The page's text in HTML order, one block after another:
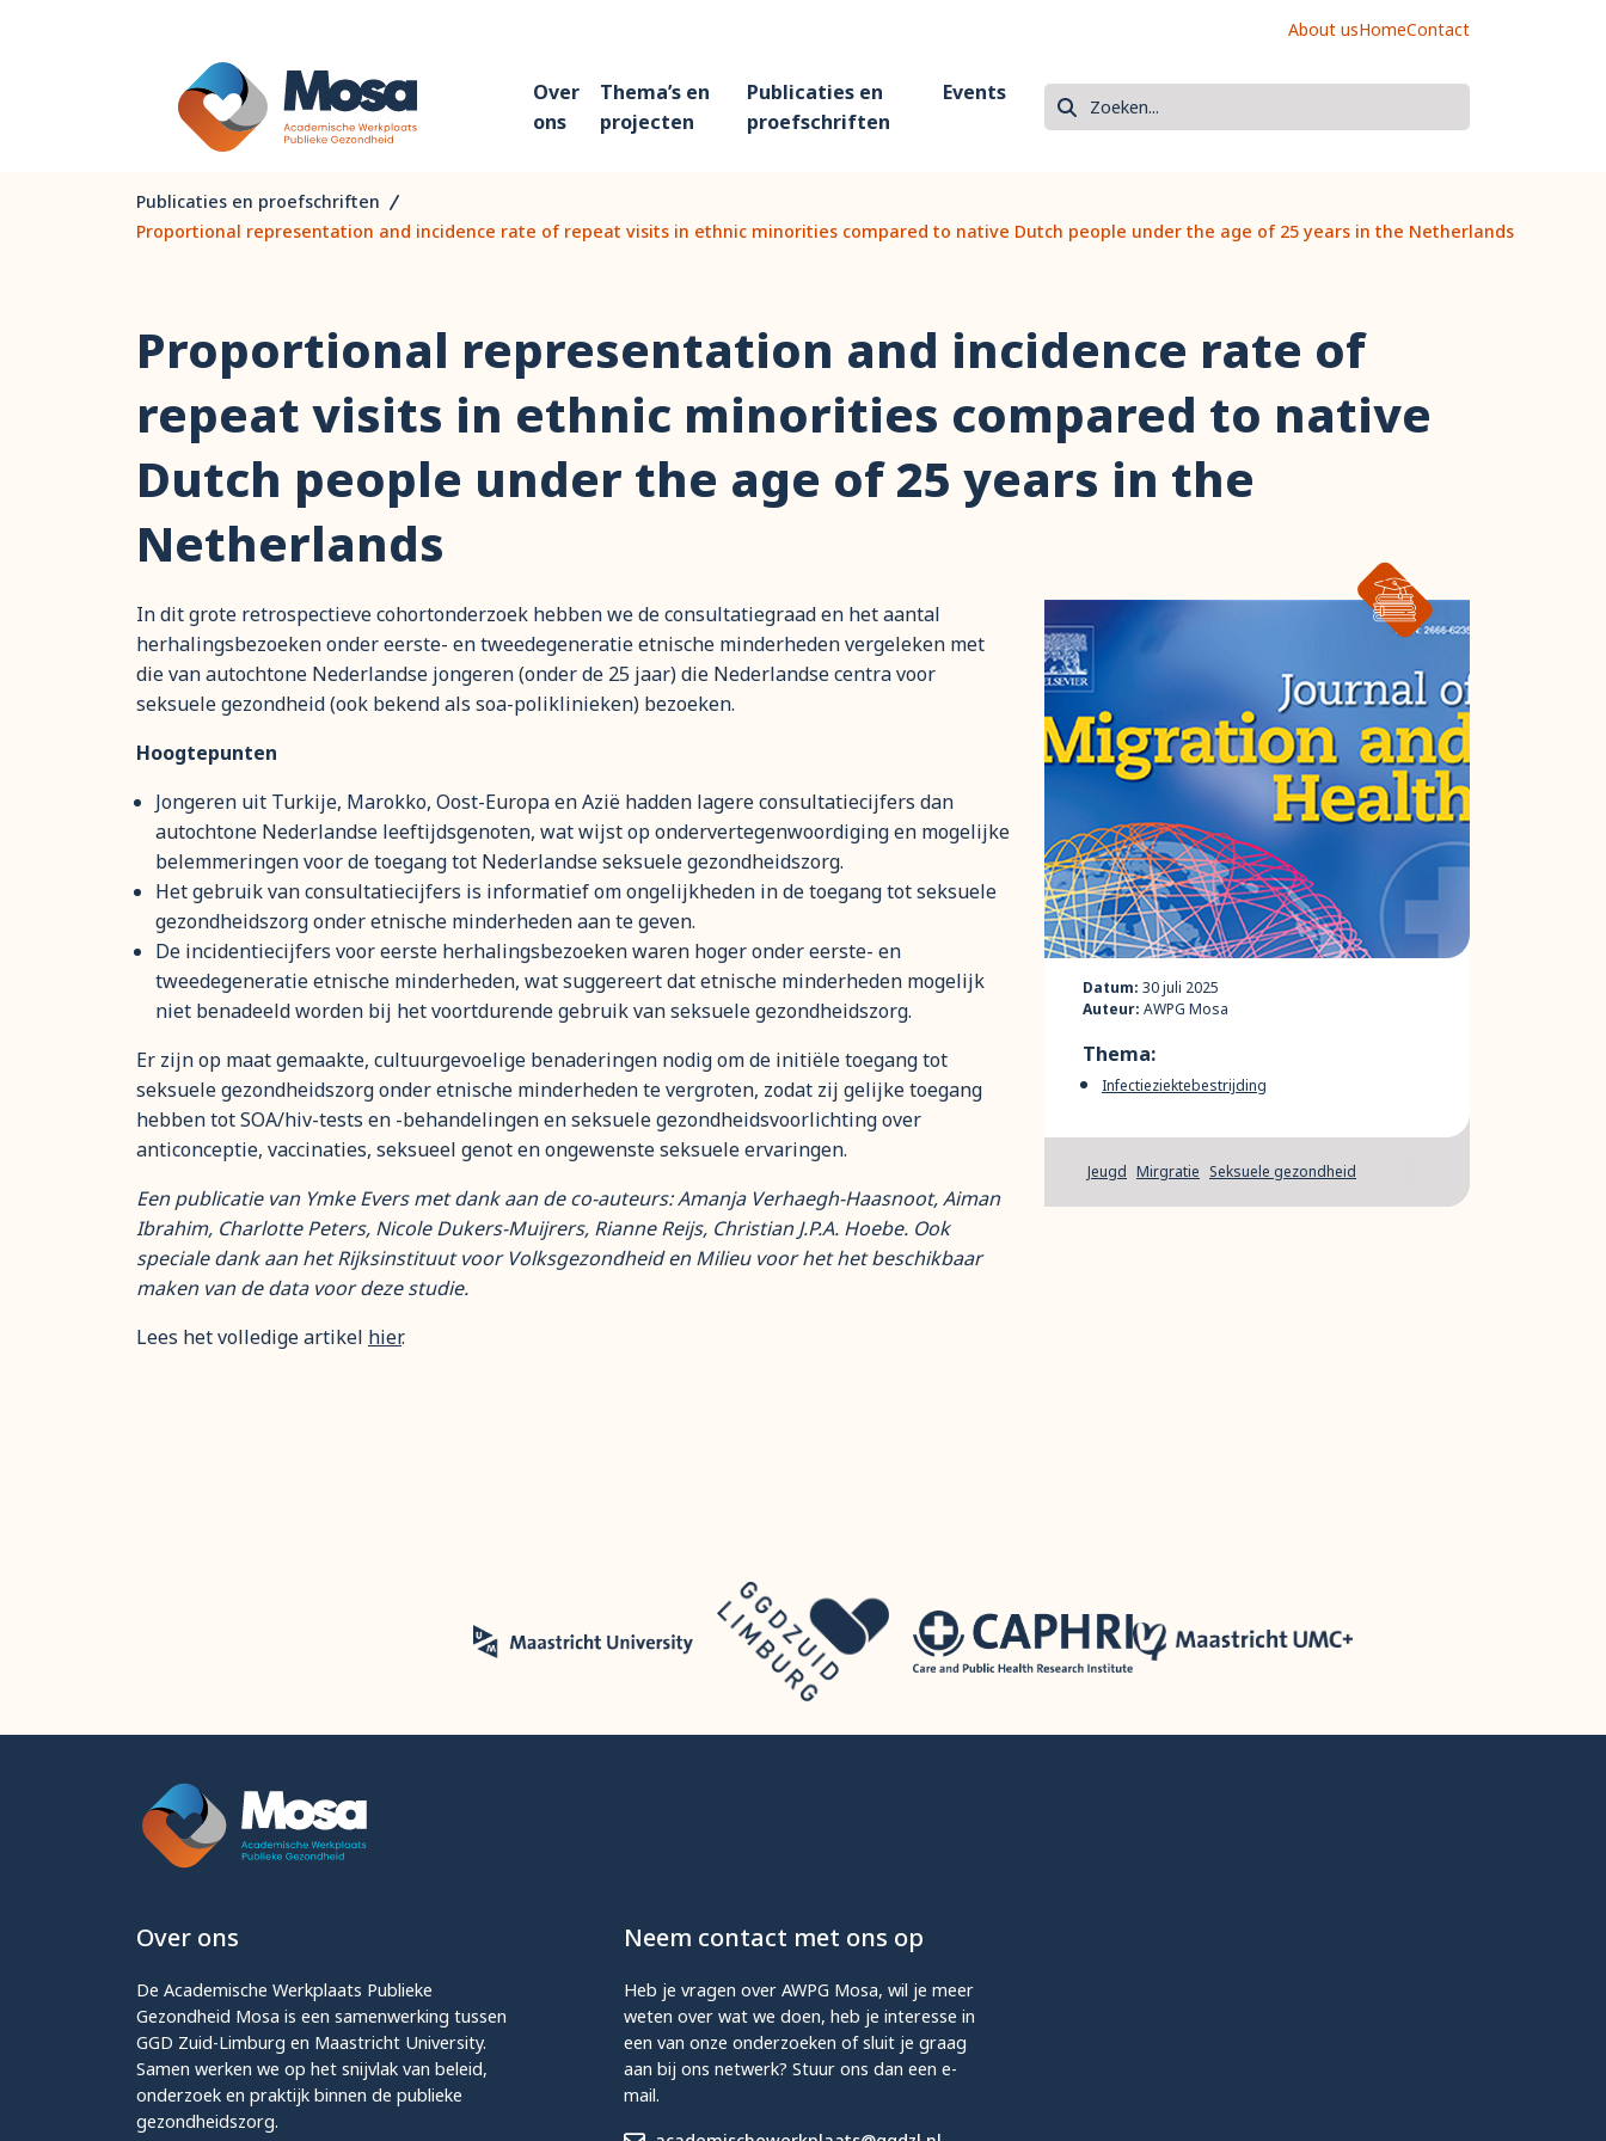
About usHomeContact
Over
ons
Thema’s en
projecten
Publicaties en
proefschriften
Events
Zoeken
Zoek
Publicaties en proefschriften
Proportional representation and incidence rate of repeat visits in ethnic minorities compared to native Dutch people under the age of 25 years in the Netherlands
Proportional representation and incidence rate of
repeat visits in ethnic minorities compared to native
Dutch people under the age of 25 years in the
Netherlands
In dit grote retrospectieve cohortonderzoek hebben we de consultatiegraad en het aantal
herhalingsbezoeken onder eerste- en tweedegeneratie etnische minderheden vergeleken met
die van autochtone Nederlandse jongeren (onder de 25 jaar) die Nederlandse centra voor
seksuele gezondheid (ook bekend als soa-poliklinieken) bezoeken.
Hoogtepunten
Jongeren uit Turkije, Marokko, Oost-Europa en Azië hadden lagere consultatiecijfers dan
autochtone Nederlandse leeftijdsgenoten, wat wijst op ondervertegenwoordiging en mogelijke
belemmeringen voor de toegang tot Nederlandse seksuele gezondheidszorg.
Het gebruik van consultatiecijfers is informatief om ongelijkheden in de toegang tot seksuele
gezondheidszorg onder etnische minderheden aan te geven.
De incidentiecijfers voor eerste herhalingsbezoeken waren hoger onder eerste- en
tweedegeneratie etnische minderheden, wat suggereert dat etnische minderheden mogelijk
niet benadeeld worden bij het voortdurende gebruik van seksuele gezondheidszorg.
Er zijn op maat gemaakte, cultuurgevoelige benaderingen nodig om de initiële toegang tot
seksuele gezondheidszorg onder etnische minderheden te vergroten, zodat zij gelijke toegang
hebben tot SOA/hiv-tests en -behandelingen en seksuele gezondheidsvoorlichting over
anticonceptie, vaccinaties, seksueel genot en ongewenste seksuele ervaringen.
Een publicatie van Ymke Evers met dank aan de co-auteurs: Amanja Verhaegh-Haasnoot, Aiman
Ibrahim, Charlotte Peters, Nicole Dukers-Muijrers, Rianne Reijs, Christian J.P.A. Hoebe. Ook
speciale dank aan het Rijksinstituut voor Volksgezondheid en Milieu voor het het beschikbaar
maken van de data voor deze studie.
Lees het volledige artikel hier.
Datum: 30 juli 2025
Auteur: AWPG Mosa
Thema:
Infectieziektebestrijding
Jeugd Mirgratie Seksuele gezondheid
Over ons
De Academische Werkplaats Publieke
Gezondheid Mosa is een samenwerking tussen
GGD Zuid-Limburg en Maastricht University.
Samen werken we op het snijvlak van beleid,
onderzoek en praktijk binnen de publieke
gezondheidszorg.
Neem contact met ons op
Heb je vragen over AWPG Mosa, wil je meer
weten over wat we doen, heb je interesse in
een van onze onderzoeken of sluit je graag
aan bij ons netwerk? Stuur ons dan een e-
mail.